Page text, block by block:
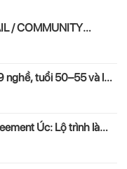
/ COMMUNITY
& OPRA
nghề, tuổi 50–55 và lộ
Úc: Lộ trình làm
Hire